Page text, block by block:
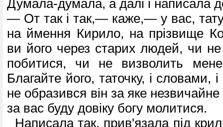
Думала-думала, а далі і написала
— От так і так,— каже,— у вас,
на ймення Кирило, на прізвище
ви його через старих людей, чи не
побитися, чи не визволить
Благайте його, таточку, і словами,
не образився він за яке
за вас буду довіку богу молитися.
Написала так, прив'язала під